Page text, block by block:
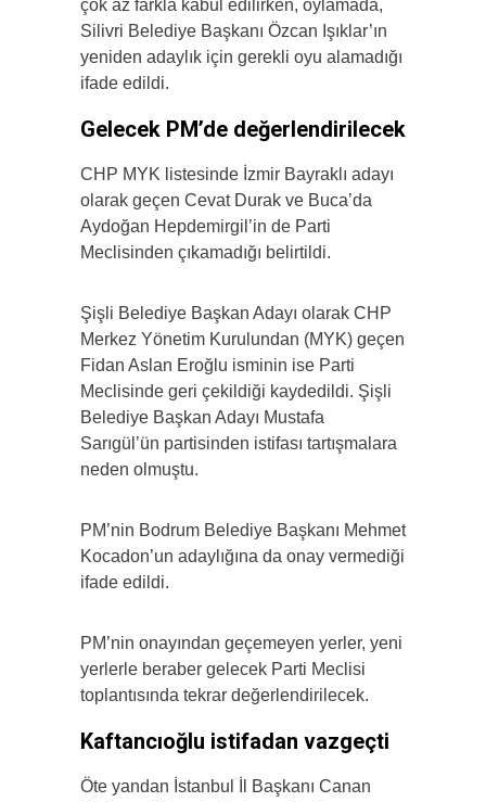
çok az farkla kabul edilirken, oylamada,
Silivri Belediye Başkanı Özcan Işıklar’ın
yeniden adaylık için gerekli oyu alamadığı
ifade edildi.
Gelecek PM’de değerlendirilecek
CHP MYK listesinde İzmir Bayraklı adayı
olarak geçen Cevat Durak ve Buca’da
Aydoğan Hepdemirgil’in de Parti
Meclisinden çıkamadığı belirtildi.
Şişli Belediye Başkan Adayı olarak CHP
Merkez Yönetim Kurulundan (MYK) geçen
Fidan Aslan Eroğlu isminin ise Parti
Meclisinde geri çekildiği kaydedildi. Şişli
Belediye Başkan Adayı Mustafa
Sarıgül’ün partisinden istifası tartışmalara
neden olmuştu.
PM’nin Bodrum Belediye Başkanı Mehmet
Kocadon’un adaylığına da onay vermediği
ifade edildi.
PM’nin onayından geçemeyen yerler, yeni
yerlerle beraber gelecek Parti Meclisi
toplantısında tekrar değerlendirilecek.
Kaftancıoğlu istifadan vazgeçti
Öte yandan İstanbul İl Başkanı Canan